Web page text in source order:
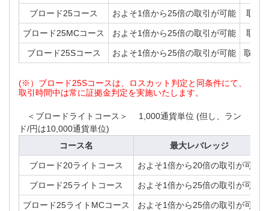
ブロード25コース およそ1倍から25倍の取引が可能 取引
ブロード25MCコース およそ1倍から25倍の取引が可能 取引
ブロード25Sコース およそ1倍から25倍の取引が可能 取引
(※）ブロード25Sコースは、ロスカット判定と同条件にて、
取引時間中は常に証拠金判定を実施いたします。
＜ブロードライトコース＞
1,000通貨単位 (但し、ラン
ド/円は10,000通貨単位)
コース名
最大レバレッジ
ブロード20ライトコース およそ1倍から20倍の取引が可能
ブロード25ライトコース およそ1倍から25倍の取引が可能
ブロード25ライトMCコース およそ1倍から25倍の取引が可能